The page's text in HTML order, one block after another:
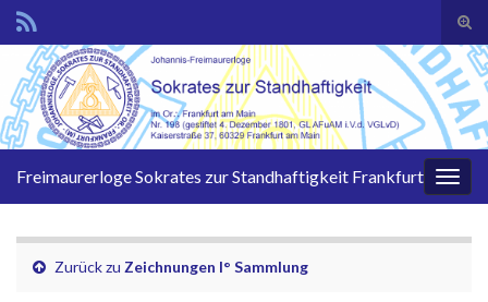
Search for:
Freimaurerloge Sokrates zur Standhaftigkeit Frankfurt
Zurück zu Zeichnungen I° Sammlung